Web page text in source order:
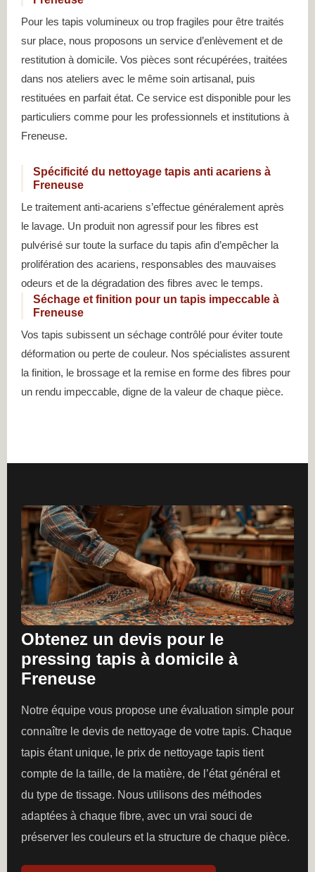
Pour les tapis volumineux ou trop fragiles pour être traités
sur place, nous proposons un service d’enlèvement et de
restitution à domicile. Vos pièces sont récupérées, traitées
dans nos ateliers avec le même soin artisanal, puis
restituées en parfait état. Ce service est disponible pour les
particuliers comme pour les professionnels et institutions à
Freneuse.
Spécificité du nettoyage tapis anti acariens à
Freneuse
Le traitement anti-acariens s’effectue généralement après
le lavage. Un produit non agressif pour les fibres est
pulvérisé sur toute la surface du tapis afin d’empêcher la
prolifération des acariens, responsables des mauvaises
odeurs et de la dégradation des fibres avec le temps.
Séchage et finition pour un tapis impeccable à
Freneuse
Vos tapis subissent un séchage contrôlé pour éviter toute
déformation ou perte de couleur. Nos spécialistes assurent
la finition, le brossage et la remise en forme des fibres pour
un rendu impeccable, digne de la valeur de chaque pièce.
Obtenez un devis pour le
pressing tapis à domicile à
Freneuse
Notre équipe vous propose une évaluation simple pour
connaître le devis de nettoyage de votre tapis. Chaque
tapis étant unique, le prix de nettoyage tapis tient
compte de la taille, de la matière, de l’état général et
du type de tissage. Nous utilisons des méthodes
adaptées à chaque fibre, avec un vrai souci de
préserver les couleurs et la structure de chaque pièce.